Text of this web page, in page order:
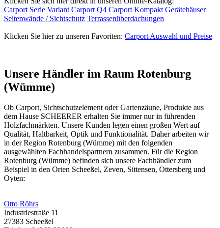
Carport Serie Variant Carport Q4 Carport Kompakt Gerätehäuser
Seitenwände / Sichtschutz Terrassenüberdachungen
Klicken Sie hier zu unseren Favoriten: Carport Auswahl und Preise
Unsere Händler im Raum Rotenburg
(Wümme)
Ob Carport, Sichtschutzelement oderGartenzäune, Produkte aus
dem Hause SCHEERER erhalten Sie immer nur in führenden
Holzfachmärkten. Unsere Kunden legen einen großen Wert auf
Qualität, Haltbarkeit, Optik und Funktionalität. Daher arbeiten wir
in der Region Rotenburg (Wümme) mit den folgenden
ausgewählten Fachhandelspartnern zusammen. Für die Region
Rotenburg (Wümme) befinden sich unsere Fachhändler zum
Beispiel in den Orten Scheeßel, Zeven, Sittensen, Ottersberg und
Oyten:
Otto Röhrs
Industriestraße 11
27383 Scheeßel